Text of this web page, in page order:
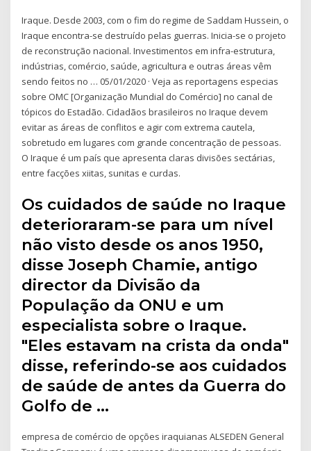
Iraque. Desde 2003, com o fim do regime de Saddam Hussein, o
Iraque encontra-se destruído pelas guerras. Inicia-se o projeto
de reconstrução nacional. Investimentos em infra-estrutura,
indústrias, comércio, saúde, agricultura e outras áreas vêm
sendo feitos no … 05/01/2020 · Veja as reportagens especias
sobre OMC [Organização Mundial do Comércio] no canal de
tópicos do Estadão. Cidadãos brasileiros no Iraque devem
evitar as áreas de conflitos e agir com extrema cautela,
sobretudo em lugares com grande concentração de pessoas.
O Iraque é um país que apresenta claras divisões sectárias,
entre facções xiitas, sunitas e curdas.
Os cuidados de saúde no Iraque
deterioraram-se para um nível
não visto desde os anos 1950,
disse Joseph Chamie, antigo
director da Divisão da
População da ONU e um
especialista sobre o Iraque.
"Eles estavam na crista da onda"
disse, referindo-se aos cuidados
de saúde de antes da Guerra do
Golfo de …
empresa de comércio de opções iraquianas ALSEDEN General